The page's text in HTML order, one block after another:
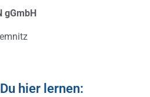
gGmbH
hier lernen: